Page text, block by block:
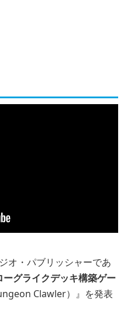
オ・パブリッシャーであ
ーグライクデッキ構築ゲー
Clawler）』を発表